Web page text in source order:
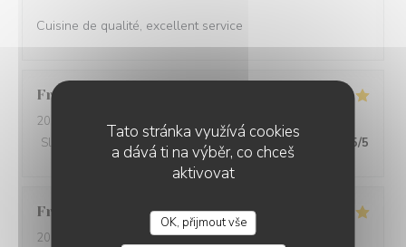
Tato stránka využívá cookies
a dává ti na výběr, co chceš
aktivovat
OK, přijmout vše
Cuisine de qualité, excellent service
Francis
2026-08-05
- 12:30 - Hosté 2
Služba
Atmosféra : Kuchyně /5 Kvalita / Cena 5/5
Francine
2026-08-01
- 19:30 - Hosté 4